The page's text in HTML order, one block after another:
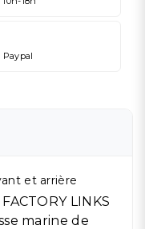
Paypal
et arrière
LINKS
marine de